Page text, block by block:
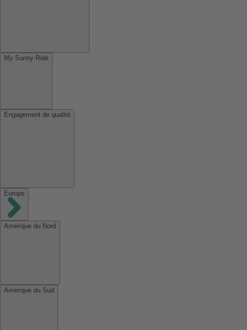
My Sunny Ride
Engagement de qualité
Europe
Amérique du Nord
Amérique du Sud